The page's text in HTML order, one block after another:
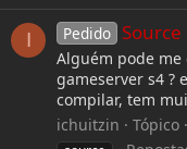
I Pedido Source
Alguém pode
gameserver s4 ?
compilar, tem
ichuitzin
Tópico